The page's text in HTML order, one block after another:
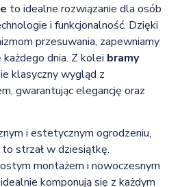
to idealne rozwiązanie dla osób
i funkcjonalność. Dzięki
przesuwania, zapewniamy
dnia. Z kolei bramy
klasyczny wygląd z
gwarantując elegancję oraz
i estetycznym ogrodzeniu,
to strzał w dziesiątkę.
montażem i nowoczesnym
komponują się z każdym